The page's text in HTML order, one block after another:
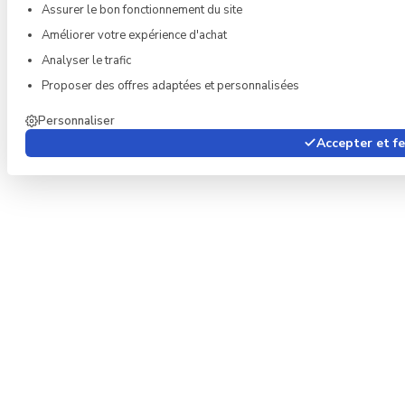
Assurer le bon fonctionnement du site
Améliorer votre expérience d'achat
Analyser le trafic
Proposer des offres adaptées et personnalisées
Personnaliser
Accepter et